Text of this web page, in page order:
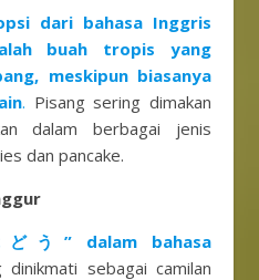
dari bahasa Inggris
buah tropis yang
meskipun biasanya
. Pisang sering dimakan
dalam berbagai jenis
dan pancake.
う” dalam bahasa
dinikmati sebagai camilan